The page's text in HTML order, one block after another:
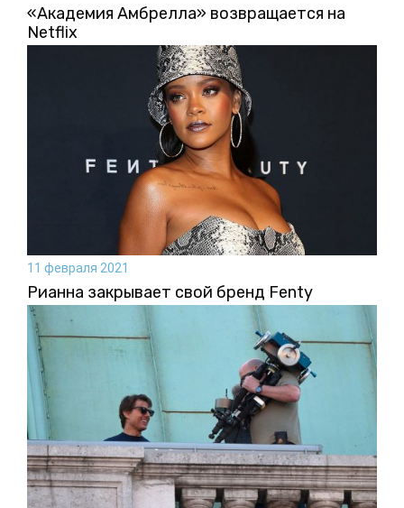
«Академия Амбрелла» возвращается на
Netflix
11 февраля 2021
Рианна закрывает свой бренд Fenty